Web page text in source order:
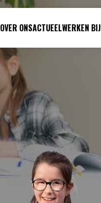
OVER ONSACTUEELWERKEN BIJ
Zoeken